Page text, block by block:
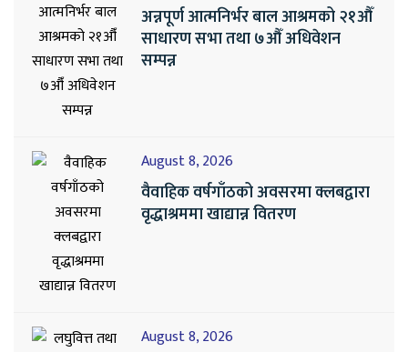
अन्नपूर्ण आत्मनिर्भर बाल आश्रमको २१औँ
साधारण सभा तथा ७औँ अधिवेशन
सम्पन्न
August 8, 2026
वैवाहिक वर्षगाँठको अवसरमा क्लबद्वारा
वृद्धाश्रममा खाद्यान्न वितरण
August 8, 2026